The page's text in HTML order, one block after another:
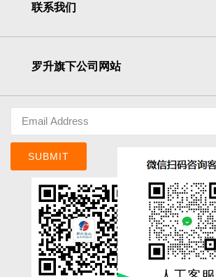
联系我们
罗升旗下公司网站
SUBMIT